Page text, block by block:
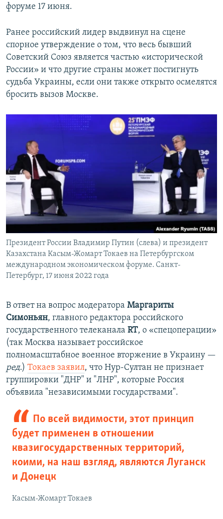
форуме 17 июня.
Ранее российский лидер выдвинул на сцене
спорное утверждение о том, что весь бывший
Советский Союз является частью «исторической
России» и что другие страны может постигнуть
судьба Украины, если они также открыто осмелятся
бросить вызов Москве.
Президент России Владимир Путин (слева) и президент
Казахстана Касым-Жомарт Токаев на Петербургском
международном экономическом форуме. Санкт-
Петербург, 17 июня 2022 года
В ответ на вопрос модератора Маргариты
Симоньян, главного редактора российского
государственного телеканала RT, о «спецоперации»
(так Москва называет российское
полномасштабное военное вторжение в Украину —
ред.) Токаев заявил, что Нур-Султан не признает
группировки "ДНР" и "ЛНР", которые Россия
объявила "независимыми государствами".
По всей видимости, этот принцип
будет применен в отношении
квазигосударственных территорий,
коими, на наш взгляд, являются Луганск
и Донецк
Касым-Жомарт Токаев